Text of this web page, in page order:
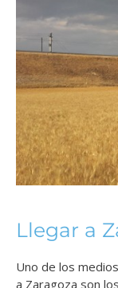
Llegar a
Uno de los
a Zaragoza son